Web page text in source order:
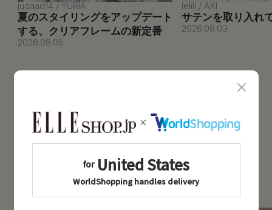
jugaad14 / YURIA
夏のスタイリングをアップデート
する、クリアフレームの新定番
2026.08.05
lelill / AKI
サテンを取り入れ
2026.08.03
BRAND NEWS